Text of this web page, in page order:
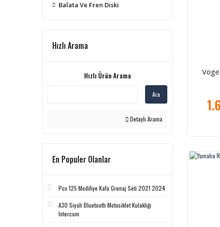
Balata Ve Fren Diski
Hızlı Arama
Hızlı Ürün Arama
Ara
Detaylı Arama
En Populer Olanlar
Pcx 125 Modifiye Kafa Grenaj Seti 2021 2024
A30 Siyah Bluetooth Motosiklet Kulaklığı
Intercom